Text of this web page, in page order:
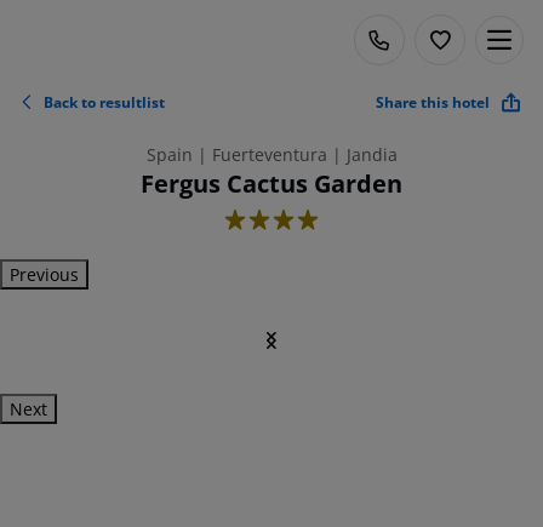
Back to resultlist Share this hotel
Spain | Fuerteventura | Jandia
Fergus Cactus Garden
4
Previous
Next